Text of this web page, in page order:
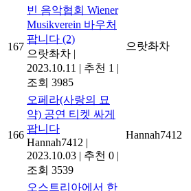
167
빈 음악협회 Wiener
Musikverein 바우처
팝니다 (2)
으랏촤차 |
2023.10.11 | 추천 1 |
조회 3985
으랏촤차
166
오페라(사랑의 묘
약) 공연 티켓 싸게
팝니다
Hannah7412 |
2023.10.03 | 추천 0 |
조회 3539
Hannah7412
오스트리아에서 한